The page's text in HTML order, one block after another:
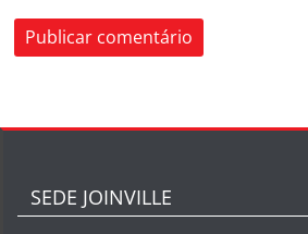
SEDE JOINVILLE